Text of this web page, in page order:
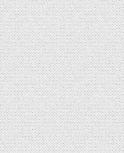
Navigation